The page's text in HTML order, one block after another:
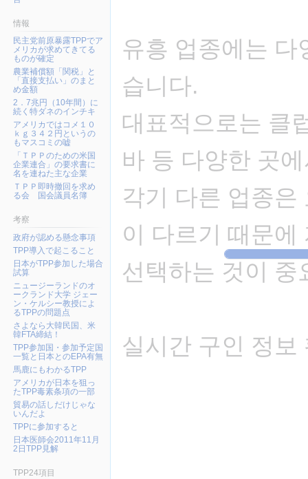
유흥 업종에는 다
습니다.
대표적으로는 클
바 등 다양한 곳
각기 다른 업종은
이 다르기 때문에
선택하는 것이 중
실시간 구인 정보
情報
民主党前原暴露TPPでア
メリカが求めてきてる
ものが確定
農業補償額「関税」と
「直接支払い」のまと
め金額
2．7兆円（10年間）に
続く特ダネのインチキ
アメリカではコメ１０
ｋｇ３４２円というの
もマスコミの嘘
「ＴＰＰのための米国
企業連合」の要求書に
名を連ねた主な企業
ＴＰＰ即時撤回を求め
る会 国会議員名簿
考察
政府が認める懸念事項
TPP導入で起こること
日本がTPP参加した場合
試算
ニュージーランドのオ
ークランド大学 ジェー
ン・ケルシー教授によ
るTPPの問題点
さよなら大韓民国、米
韓FTA締結！
TPP参加国・参加予定国
一覧と日本とのEPA有無
馬鹿にもわかるTPP
アメリカが日本を狙っ
たTPP毒素条項の一部
貿易の話しだけじゃな
いんだよ
TPPに参加すると
日本医師会2011年11月
2日TPP見解
TPP24項目